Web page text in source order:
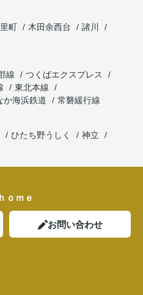
町 木田余西台
諸川
線
つくばエクスプレス
東北本線
か海浜鉄道
常磐緩行線
ひたち野うしく
神立
ｏｍｅ
お問い合わせ